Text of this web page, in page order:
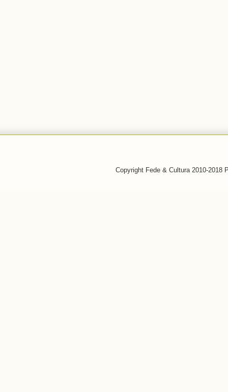
Copyright Fede & Cultura 2010-2018